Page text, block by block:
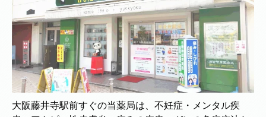
大阪藤井寺駅前すぐの当薬局は、不妊症・メンタル疾